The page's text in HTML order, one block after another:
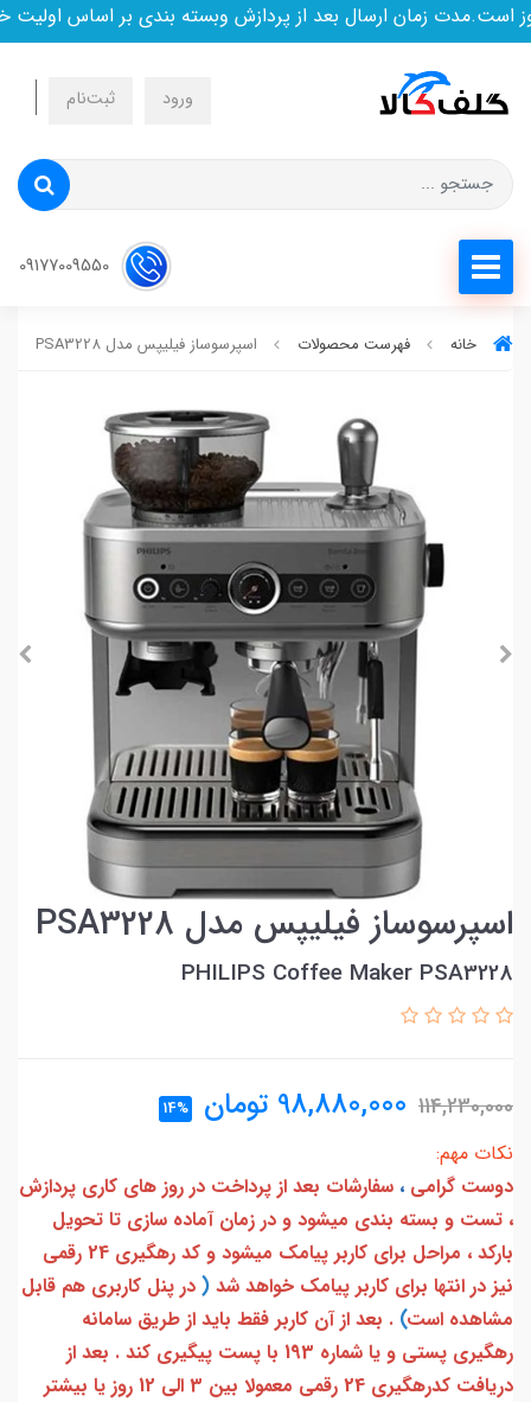
زمان ارسال بعد از پردازش وبسته بندی بر اساس اولیت
ورود ثبت‌نام
خانه فهرست محصولات اسپرسوساز فیلیپس مدل PSA3228
اسپرسوساز فیلیپس مدل PSA3228
PHILIPS Coffee Maker PSA3228
114,230,000
98,880,000 تومان 14%
نکات مهم:
دوست گرامی ، سفارشات بعد از پرداخت در روز های کاری پردازش
، تست و بسته بندی میشود و در زمان آماده سازی تا تحویل
بارکد ، مراحل برای کاربر پیامک میشود و کد رهگیری 24 رقمی
نیز در انتها برای کاربر پیامک خواهد شد ( در پنل کاربری هم قابل
مشاهده است) . بعد از آن کاربر فقط باید از طریق سامانه
رهگیری پستی و یا شماره 193 با پست پیگیری کند . بعد از
دریافت کدرهگیری 24 رقمی معمولا بین 3 الی 12 روز یا بیشتر